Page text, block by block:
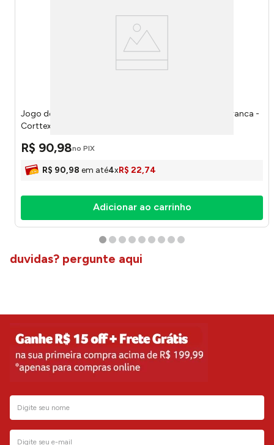
Jogo de Toalhas Jacquard Wave (1 banho + 1 rosto) Branca -
Corttex
R$ 90,98no PIX
R$ 90,98 em até4xR$ 22,74
Adicionar ao carrinho
duvidas? pergunte aqui